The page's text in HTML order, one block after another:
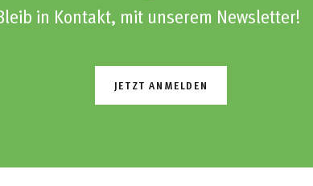
in Kontakt, mit unserem Newsletter!
JETZT ANMELDEN